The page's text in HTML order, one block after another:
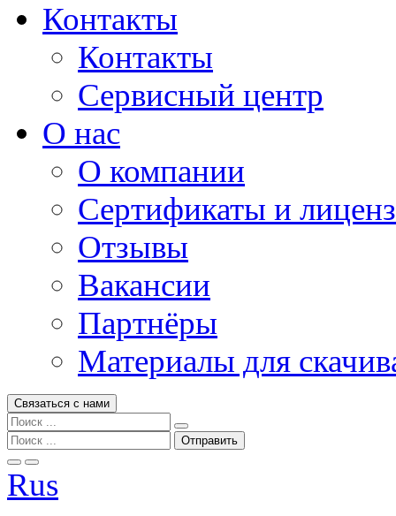
Контакты
Контакты
Сервисный центр
О нас
О компании
Сертификаты и
Отзывы
Вакансии
Партнёры
Материалы для
Связаться с нами
Rus